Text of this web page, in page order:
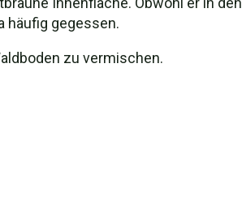
häufig gegessen.
zu vermischen.